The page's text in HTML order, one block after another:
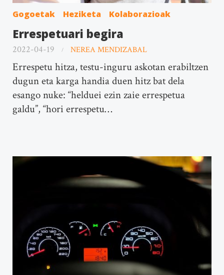
Gogoetak Heziketa Kolaborazioak
Errespetuari begira
2022-04-19 NEREA MENDIZABAL
Errespetu hitza, testu-inguru askotan erabiltzen
dugun eta karga handia duen hitz bat dela
esango nuke: “helduei ezin zaie errespetua
galdu”, “hori errespetu…